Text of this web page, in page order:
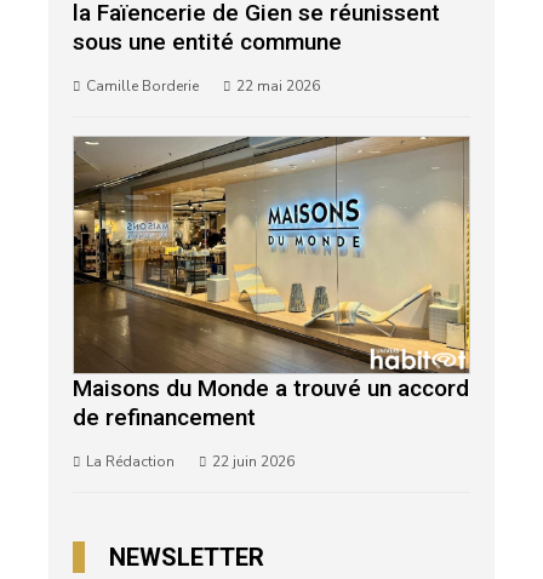
la Faïencerie de Gien se réunissent
sous une entité commune
Camille Borderie 22 mai 2026
Maisons du Monde a trouvé un accord
de refinancement
La Rédaction 22 juin 2026
NEWSLETTER